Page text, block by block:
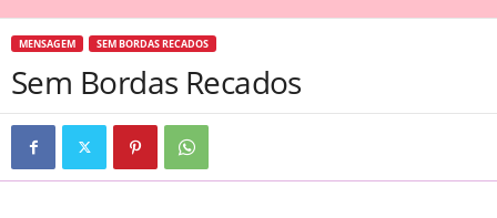
MENSAGEM SEM BORDAS RECADOS
Sem Bordas Recados